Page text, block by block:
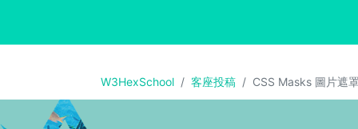
W3HexSchool 客座投稿 CSS Masks 圖片遮